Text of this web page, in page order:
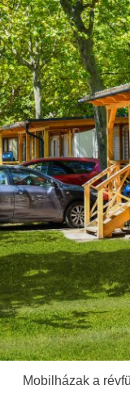
Mobilházak a